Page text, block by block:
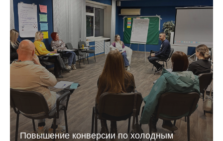
Повышение конверсии по холодным